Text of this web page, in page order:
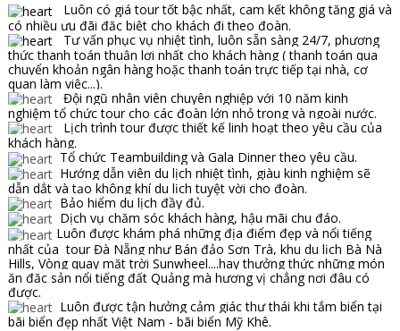
Luôn có giá tour tốt bậc nhất, cam kết không tăng giá và
có nhiều ưu đãi đặc biệt cho khách đi theo đoàn.
Tư vấn phục vụ nhiệt tình, luôn sẵn sàng 24/7, phương
thức thanh toán thuận lợi nhất cho khách hàng ( thanh toán qua
chuyển khoản ngân hàng hoặc thanh toán trực tiếp tại nhà, cơ
quan làm việc...).
Đội ngũ nhân viên chuyên nghiệp với 10 năm kinh
nghiệm tổ chức tour cho các đoàn lớn nhỏ trong và ngoài nước.
Lịch trình tour được thiết kế linh hoạt theo yêu cầu của
khách hàng.
Tổ chức Teambuilding và Gala Dinner theo yêu cầu.
Hướng dẫn viên du lịch nhiệt tình, giàu kinh nghiệm sẽ
dẫn dắt và tạo không khí du lịch tuyệt vời cho đoàn.
Bảo hiểm du lịch đầy đủ.
Dịch vụ chăm sóc khách hàng, hậu mãi chu đáo.
Luôn được khám phá những địa điểm đẹp và nổi tiếng
nhất của tour Đà Nẵng như Bán đảo Sơn Trà, khu du lịch Bà Nà
Hills, Vòng quay mặt trời Sunwheel....hay thưởng thức những món
ăn đặc sản nổi tiếng đất Quảng mà hương vị chẳng nơi đâu có
được.
Luôn được tận hưởng cảm giác thư thái khi tắm biển tại
bãi biển đẹp nhất Việt Nam - bãi biển Mỹ Khê.